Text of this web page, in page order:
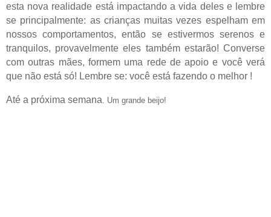
esta nova realidade está impactando a vida deles e lembre
se principalmente: as crianças muitas vezes espelham em
nossos comportamentos, então se estivermos serenos e
tranquilos, provavelmente eles também estarão! Converse
com outras mães, formem uma rede de apoio e você verá
que não está só! Lembre se: você está fazendo o melhor !
Até a próxima semana. Um grande beijo!